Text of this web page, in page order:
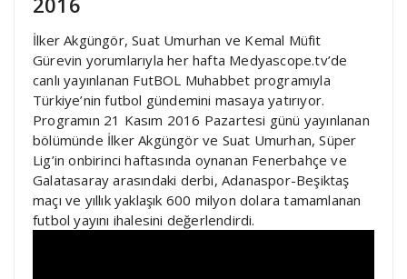
İlker Akgüngör, Suat Umurhan ve Kemal Müfit
Gürevin yorumlarıyla her hafta Medyascope.tv’de
canlı yayınlanan FutBOL Muhabbet programıyla
Türkiye’nin futbol gündemini masaya yatırıyor.
Programın 21 Kasım 2016 Pazartesi günü yayınlanan
bölümünde İlker Akgüngör ve Suat Umurhan, Süper
Lig’in onbirinci haftasında oynanan Fenerbahçe ve
Galatasaray arasındaki derbi, Adanaspor-Beşiktaş
maçı ve yıllık yaklaşık 600 milyon dolara tamamlanan
futbol yayını ihalesini değerlendirdi.